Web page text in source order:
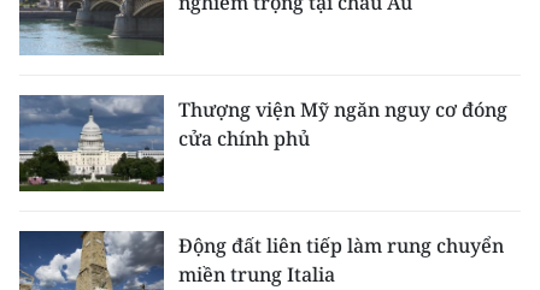
Thượng viện Mỹ ngăn nguy cơ đóng
cửa chính phủ
Động đất liên tiếp làm rung chuyển
miền trung Italia